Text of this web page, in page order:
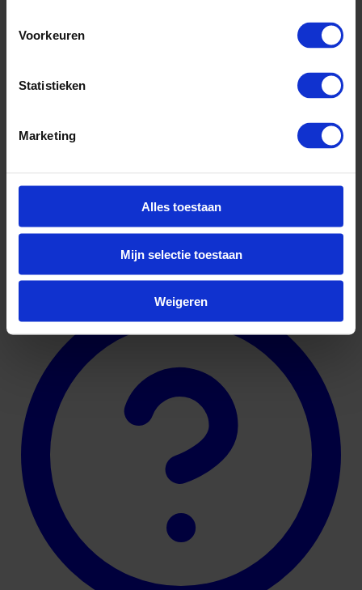
Voorkeuren
Statistieken
Marketing
Alles toestaan
Mijn selectie toestaan
Weigeren
Geuniformeerd